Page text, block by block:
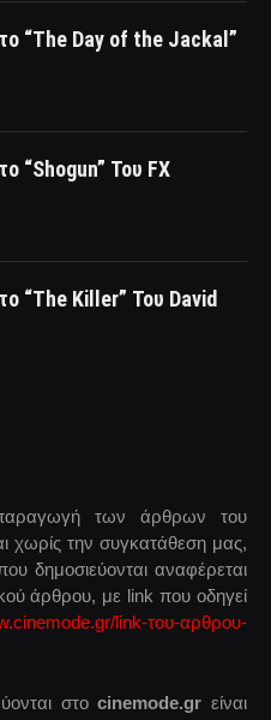
“The Day of the Jackal”
“Shogun” Του FX
“The Killer” Του David
των άρθρων του
χωρίς την συγκατάθεση μας,
δημοσιεύονται αναφέρεται
άρθρου, με link που οδηγεί
link-του-αρθρου-
στοcinemode.gr είναι